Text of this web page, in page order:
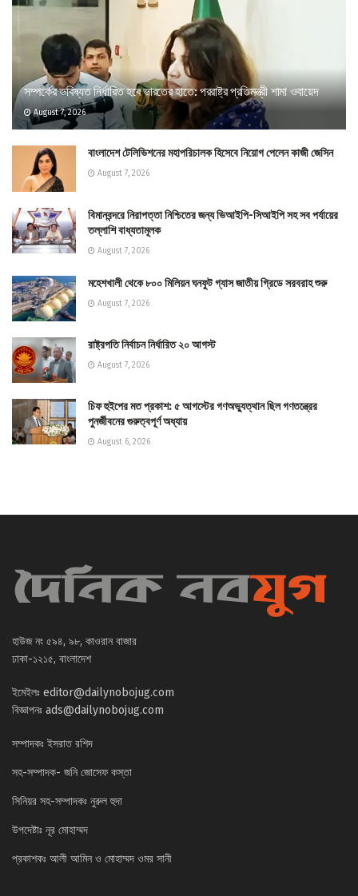
সম্পর্কের ভবিষ্যত নির্ধারিত হবে ভারতের হাতে: পররাষ্ট্র প্রতিমন্ত্রী শামা ওবায়েদ
August 7, 2026
বাংলাদেশ টেলিভিশনের মহাপরিচালক হিসেবে নিয়োগ পেলেন কাজী জেসিন
August 7, 2026
বিমানবন্দরে নিরাপত্তা নিশ্চিতের জন্য ভিআইপি-সিআইপি সহ সব পর্যায়ের
তল্লাশি বাধ্যতামূলক
August 7, 2026
মহেশখালী থেকে ৮০০ মিলিয়ন ঘনফুট গ্যাস জাতীয় গ্রিডে সরবরাহ শুরু
August 7, 2026
রাষ্ট্রপতি নির্বাচন নির্ধারিত ২০ আগস্ট
August 7, 2026
চিফ হুইপের মত প্রকাশ: ৫ আগস্টের গণঅভ্যুত্থান ছিল গণতন্ত্রের
পুনর্জীবনের গুরুত্বপূর্ণ অধ্যায়
August 6, 2026
হাউজ নং ৫৯৪, ৯৮, কাওরান বাজার
ঢাকা-১২১৫, বাংলাদেশ
ইমেইলঃ editor@dailynobojug.com
বিজ্ঞাপনঃ ads@dailynobojug.com
সম্পাদকঃ ইসরাত রশিদ
সহ-সম্পাদক- জনি জোসেফ কস্তা
সিনিয়র সহ-সম্পাদকঃ নুরুল হুদা
উপদেষ্টাঃ নূর মোহাম্মদ
প্রকাশকঃ আলী আমিন ও মোহাম্মদ ওমর সানী